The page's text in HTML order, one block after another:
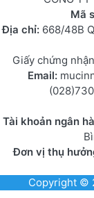
Mã
Địa chỉ: 668/48B
Giấy chứng
Email:
Tài khoản ngân
Đơn vị thụ
Copyright ©